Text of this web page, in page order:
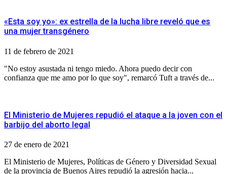
«Esta soy yo»: ex estrella de la lucha libre reveló que es
una mujer transgénero
11 de febrero de 2021
"No estoy asustada ni tengo miedo. Ahora puedo decir con
confianza que me amo por lo que soy", remarcó Tuft a través de...
El Ministerio de Mujeres repudió el ataque a la joven con el
barbijo del aborto legal
27 de enero de 2021
El Ministerio de Mujeres, Políticas de Género y Diversidad Sexual
de la provincia de Buenos Aires repudió la agresión hacia...